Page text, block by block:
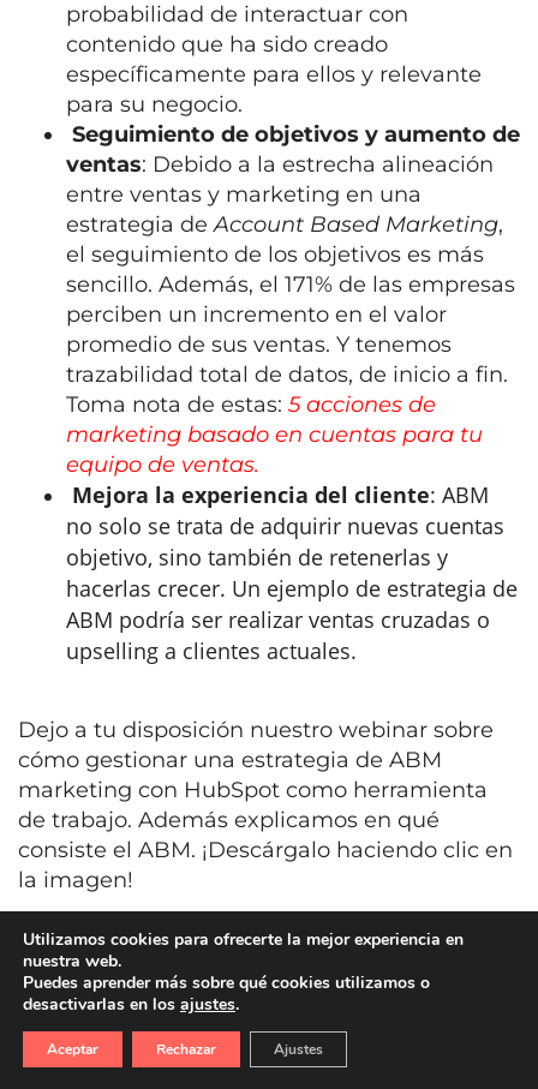
probabilidad de interactuar con
contenido que ha sido creado
específicamente para ellos y relevante
para su negocio.
Seguimiento de objetivos y aumento de
ventas: Debido a la estrecha alineación
entre ventas y marketing en una
estrategia deAccount Based Marketing,
el seguimiento de los objetivos es más
sencillo. Además, el 171% de las empresas
perciben un incremento en el valor
promedio de sus ventas. Y tenemos
trazabilidad total de datos, de inicio a fin.
Toma nota de estas: 5 acciones de
marketing basado en cuentas para tu
equipo de ventas.
Mejora la experiencia del cliente: ABM
no solo se trata de adquirir nuevas cuentas
objetivo, sino también de retenerlas y
hacerlas crecer. Un ejemplo de estrategia de
ABM podría ser realizar ventas cruzadas o
upselling a clientes actuales.
Dejo a tu disposición nuestro webinar sobre
cómo gestionar una estrategia de ABM
marketing con HubSpot como herramienta
de trabajo. Además explicamos en qué
consiste el ABM. ¡Descárgalo haciendo clic en
la imagen!
{{cta(‘c6383c33-9660-4b17-855e-
5da1157a1f4c’,’justifycenter’)}}
Utilizamos cookies para ofrecerte la mejor experiencia en
nuestra web.
Puedes aprender más sobre qué cookies utilizamos o
desactivarlas en los ajustes.
Aceptar Rechazar Ajustes